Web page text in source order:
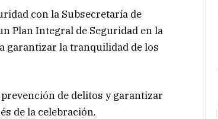
con la Subsecretaría de
Plan Integral de Seguridad en la
garantizar la tranquilidad de los
de delitos y garantizar
de la celebración.